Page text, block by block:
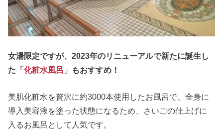
女湯限定ですが、2023年のリニューアルで新たに誕生し
た「化粧水風呂 」もおすすめ！
美肌化粧水を贅沢に約3000本使用したお風呂で、全身に
導入美容液を塗った状態になるため、さいごの仕上げに
入るお風呂として人気です。